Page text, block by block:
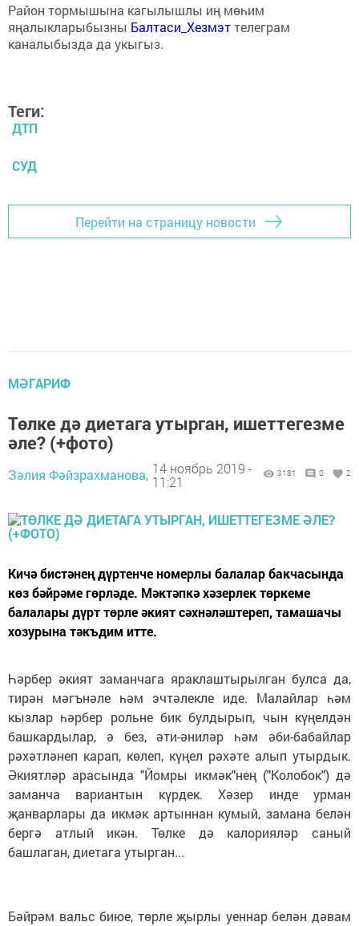
Район тормышына кагылышлы иң мөһим
яңалыкларыбызны Балтаси_Хезмэттелеграм
каналыбызда да укыгыз.
Теги:
ДТП
СУД
Перейти на страницу новости
МӘГАРИФ
Төлке дә диетага утырган, ишеттегезме
әле? (+фото)
Зәлия Фәйзрахманова, 14 ноябрь 2019 -
11:21
3181 0 2
Кичә бистәнең дүртенче номерлы балалар бакчасында
көз бәйрәме гөрләде. Мәктәпкә хәзерлек төркеме
балалары дүрт төрле әкият сәхнәләштереп, тамашачы
хозурына тәкъдим итте.
Һәрбер әкият заманчага яраклаштырылган булса да,
тирән мәгънәле һәм эчтәлекле иде. Малайлар һәм
кызлар һәрбер рольне бик булдырып, чын күңелдән
башкардылар, ә без, әти-әниләр һәм әби-бабайлар
рәхәтләнеп карап, көлеп, күңел рәхәте алып утырдык.
Әкиятләр арасында "Йомры икмәк"нең ("Колобок") дә
заманча вариантын күрдек. Хәзер инде урман
җанварлары да икмәк артыннан кумый, замана белән
бергә атлый икән. Төлке дә калорияләр саный
башлаган, диетага утырган...
Бәйрәм вальс биюе, төрле җырлы уеннар белән дәвам